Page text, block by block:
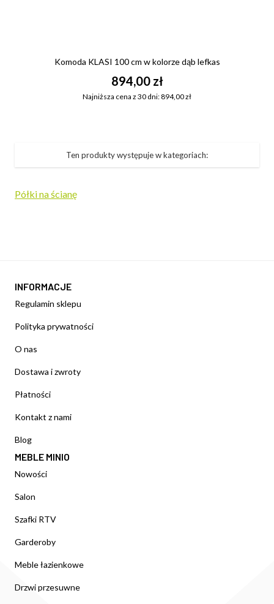
Komoda KLASI 100 cm w kolorze dąb lefkas
894,00 zł
Najniższa cena z 30 dni: 894,00 zł
Ten produkty występuje w kategoriach:
Półki na ścianę
INFORMACJE
Regulamin sklepu
Polityka prywatności
O nas
Dostawa i zwroty
Płatności
Kontakt z nami
Blog
MEBLE MINIO
Nowości
Salon
Szafki RTV
Garderoby
Meble łazienkowe
Drzwi przesuwne